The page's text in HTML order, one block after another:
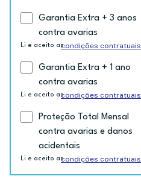
Garantia Extra + 3 anos
contra avarias
Li e aceito ascondições contratuais
Garantia Extra + 1 ano
contra avarias
Li e aceito ascondições contratuais
Proteção Total Mensal
contra avarias e danos
acidentais
Li e aceito ascondições contratuais